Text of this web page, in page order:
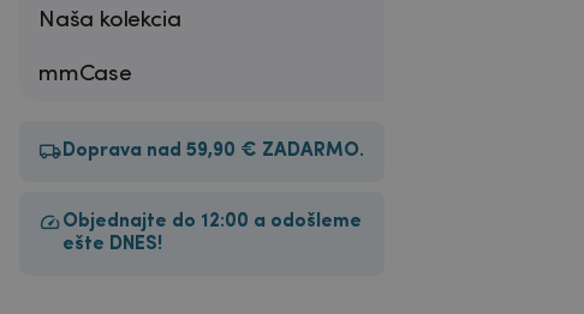
Naša kolekcia
mmCase
Doprava nad 59,90 € ZADARMO.
Objednajte do 12:00 a odošleme
ešte DNES!